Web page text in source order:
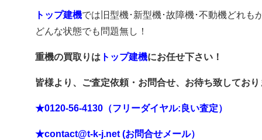
トップ建機では旧型機･新型機･故障機･不動機どれも
どんな状態でも問題無し！
重機の買取りは トップ建機にお任せ下さい！
皆様より、ご査定依頼・お問合せ、お待ち致しており
★0120-56-4130（フリーダイヤル:良い査定）
★contact@t-k-j.net (お問合せメール）